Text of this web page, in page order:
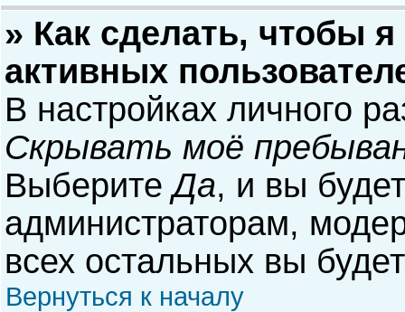
» Как сделать, чтобы
активных
В настройках личного
Скрывать моё
ВыберитеДа, и вы
администраторам,
всех остальных вы
Вернуться к началу